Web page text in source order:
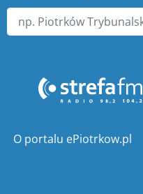
O portalu ePiotrkow.pl